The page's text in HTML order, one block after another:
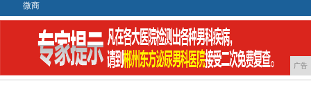
微商
广告